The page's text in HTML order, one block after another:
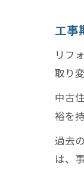
工事
リフ
取り
中古
裕を
過去
は、